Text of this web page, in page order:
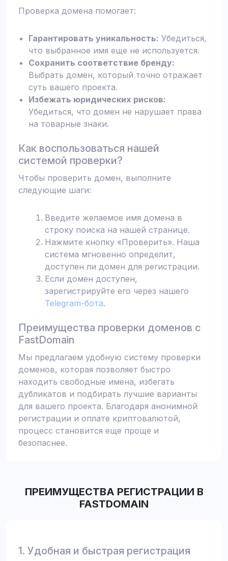
Проверка домена помогает:
Гарантировать уникальность: Убедиться,
что выбранное имя еще не используется.
Сохранить соответствие бренду:
Выбрать домен, который точно отражает
суть вашего проекта.
Избежать юридических рисков:
Убедиться, что домен не нарушает права
на товарные знаки.
Как воспользоваться нашей
системой проверки?
Чтобы проверить домен, выполните
следующие шаги:
Введите желаемое имя домена в
строку поиска на нашей странице.
Нажмите кнопку «Проверить». Наша
система мгновенно определит,
доступен ли домен для регистрации.
Если домен доступен,
зарегистрируйте его через нашего
Telegram-бота.
Преимущества проверки доменов с
FastDomain
Мы предлагаем удобную систему проверки
доменов, которая позволяет быстро
находить свободные имена, избегать
дубликатов и подбирать лучшие варианты
для вашего проекта. Благодаря анонимной
регистрации и оплате криптовалютой,
процесс становится еще проще и
безопаснее.
ПРЕИМУЩЕСТВА РЕГИСТРАЦИИ В
FASTDOMAIN
1. Удобная и быстрая регистрация